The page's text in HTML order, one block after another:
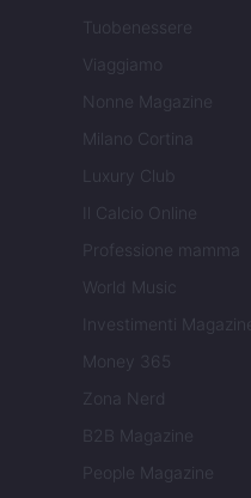
Tuobenessere
Viaggiamo
Nonne Magazine
Milano Cortina
Luxury Club
Il Calcio Online
Professione mamma
World Music
Investimenti Magazine
Money 365
Zona Nerd
B2B Magazine
People Magazine